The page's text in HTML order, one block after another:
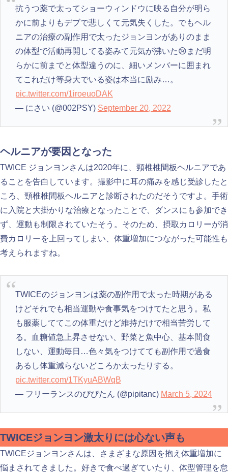
抗うつ薬で太ってショーウィンドウに映る自分が明ら
かに前よりもデブで悲しくて元気失くした。でもヘル
ニアの治療の副作用で太ったジョンヨンがありのまま
の体型で活動再開してる姿みて元気が沸いた😢まだ明
らかに前までと体型違うのに、細いメンバーに囲まれ
てこれだけ等身大でいる姿は本当に励み…。
pic.twitter.com/1iroeuoDAK
— にさい (@002PSY) September 20, 2022
ヘルニアが要因となった
TWICE ジョンヨンさんは2020年に、頸椎椎間板ヘルニアであ
ることを告白しています。撮影中に耳の痛みを感じ受診したと
ころ、頸椎椎間板ヘルニアと診断されたのだそうですよ。手術
に入院と大掛かりな治療となったことで、ダンスにも参加でき
ず、運動も制限されていたそう。そのため、摂取カロリーが消
費カロリーを上回ってしまい、体重増加につながった可能性も
考えられますね。
TWICEのジョンヨンは薬の副作用で太った時期がある
けどそれでも相当運動や食事気をつけてたと思う。私
も服薬しててこの体重だけど維持だけで相当苦労して
る。血糖値急上昇させない、野菜と魚中心、基本間食
しない、運動毎日…色々気をつけてても副作用で過食
あるし体重減らないどころか太ったりする。
pic.twitter.com/1TKyuABWqB
— フリーランスのぴぴたん (@pipitanc) March 5, 2024
TWICEジョンヨン激太りには心ない声も
TWICEジョンヨンさんは、さまざまな原因を抱え体重増加に
悩まされてきました。好きで食べ過ぎていたり、体型管理を怠